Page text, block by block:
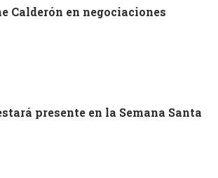
Calderón en negociaciones